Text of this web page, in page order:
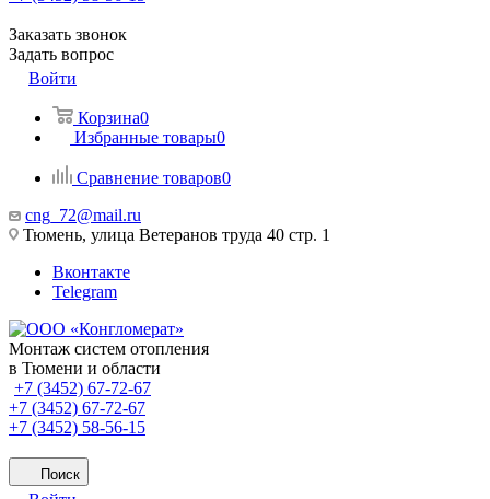
Заказать звонок
Задать вопрос
Войти
Корзина0
Избранные товары0
Сравнение товаров0
cng_72@mail.ru
Тюмень, улица Ветеранов труда 40 стр. 1
Вконтакте
Telegram
Монтаж систем отопления
в Тюмени и области
+7 (3452) 67-72-67
+7 (3452) 67-72-67
+7 (3452) 58-56-15
Поиск